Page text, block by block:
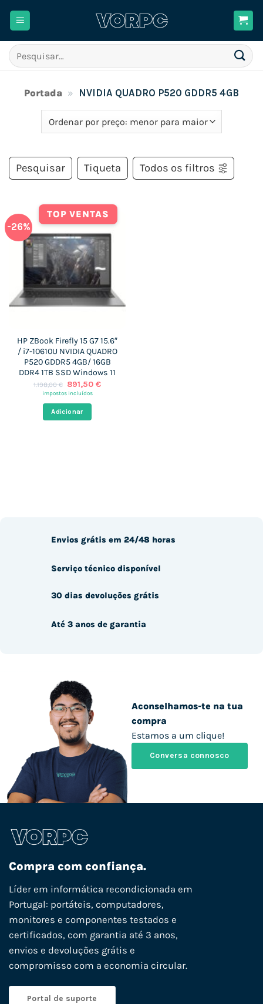
Pesquisar
por:
Portada » NVIDIA QUADRO P520 GDDR5 4GB
Pesquisar Tiqueta Todos os filtros
-26%
TOP VENTAS
HP ZBook Firefly 15 G7 15.6″
/ i7-10610U NVIDIA QUADRO
P520 GDDR5 4GB/ 16GB
DDR4 1TB SSD Windows 11
1.198,00€ O
preço
era:
1.198,00 €.
891,50€O
impostos incluídos
Adicionar
Aconselhamos-te na tua
compra
Estamos a um clique!
Conversa connosco
Envios grátis em 24/48 horas
Serviço técnico disponível
30 dias devoluções grátis
Até 3 anos de garantia
Compra com confiança.
Líder em informática recondicionada em
Portugal: portáteis, computadores,
monitores e componentes testados e
certificados, com garantia até 3 anos,
envios e devoluções grátis e
compromisso com a economia circular.
Portal de suporte